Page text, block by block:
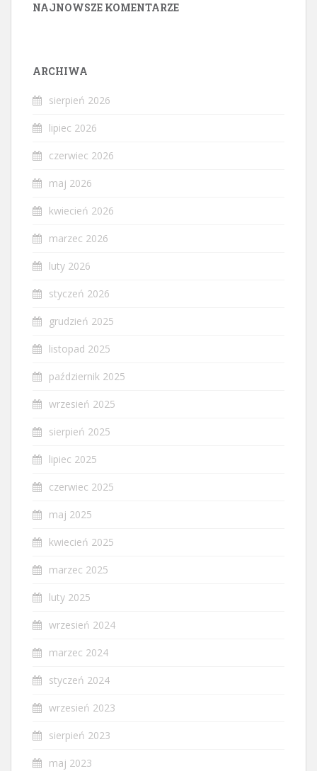
NAJNOWSZE KOMENTARZE
ARCHIWA
sierpień 2026
lipiec 2026
czerwiec 2026
maj 2026
kwiecień 2026
marzec 2026
luty 2026
styczeń 2026
grudzień 2025
listopad 2025
październik 2025
wrzesień 2025
sierpień 2025
lipiec 2025
czerwiec 2025
maj 2025
kwiecień 2025
marzec 2025
luty 2025
wrzesień 2024
marzec 2024
styczeń 2024
wrzesień 2023
sierpień 2023
maj 2023